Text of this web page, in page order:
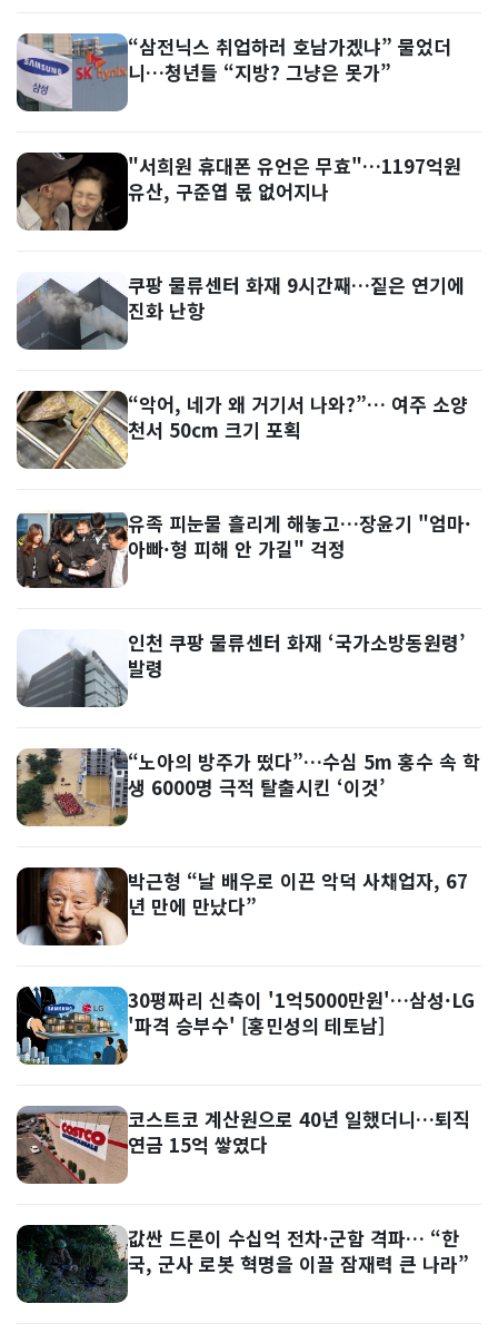
“삼전닉스 취업하러 호남가겠냐” 물었더
니…청년들 “지방? 그냥은 못가”
"서희원 휴대폰 유언은 무효"…1197억원
유산, 구준엽 몫 없어지나
쿠팡 물류센터 화재 9시간째…짙은 연기에
진화 난항
“악어, 네가 왜 거기서 나와?”… 여주 소양
천서 50cm 크기 포획
유족 피눈물 흘리게 해놓고…장윤기 "엄마·
아빠·형 피해 안 가길" 걱정
인천 쿠팡 물류센터 화재 ‘국가소방동원령’
발령
“노아의 방주가 떴다”…수심 5m 홍수 속 학
생 6000명 극적 탈출시킨 ‘이것’
박근형 “날 배우로 이끈 악덕 사채업자, 67
년 만에 만났다”
30평짜리 신축이 '1억5000만원'…삼성·LG
'파격 승부수' [홍민성의 테토남]
코스트코 계산원으로 40년 일했더니…퇴직
연금 15억 쌓였다
값싼 드론이 수십억 전차·군함 격파… “한
국, 군사 로봇 혁명을 이끌 잠재력 큰 나라”